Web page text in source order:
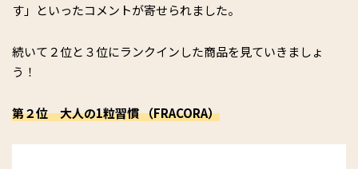
す」といったコメントが寄せられました。
続いて２位と３位にランクインした商品を見ていきましょ
う！
第２位 大人の1粒習慣 （FRACORA）